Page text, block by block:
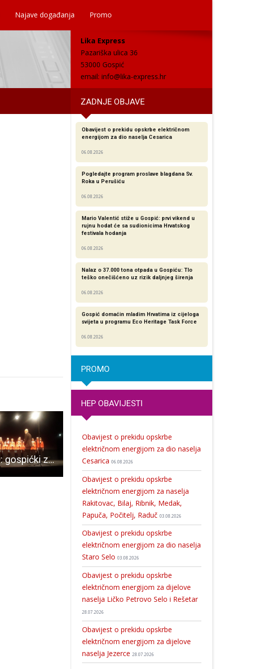
Najave događanja Promo
Lika Express
Pazariška ulica 36
53000 Gospić
email: info@lika-express.hr
ZADNJE OBJAVE
BRAVO: gospićki zbor Vile Velebita obranio srebro na državnom natjecanju tradicijskog pjevanja
Obavijest o prekidu opskrbe električnom
energijom za dio naselja Cesarica
06.08.2026
Pogledajte program proslave blagdana Sv.
Roka u Perušiću
06.08.2026
Mario Valentić stiže u Gospić: prvi vikend u
rujnu hodat će sa sudionicima Hrvatskog
festivala hodanja
06.08.2026
Nalaz o 37.000 tona otpada u Gospiću: Tlo
teško onečišćeno uz rizik daljnjeg širenja
06.08.2026
Gospić domaćin mladim Hrvatima iz cijeloga
svijeta u programu Eco Heritage Task Force
06.08.2026
PROMO
HEP OBAVIJESTI
Obavijest o prekidu opskrbe
električnom energijom za dio naselja
Cesarica 06.08.2026
Obavijest o prekidu opskrbe
električnom energijom za naselja
Rakitovac, Bilaj, Ribnik, Medak,
Papuča, Počitelj, Raduč 03.08.2026
Obavijest o prekidu opskrbe
električnom energijom za dio naselja
Staro Selo 03.08.2026
Obavijest o prekidu opskrbe
električnom energijom za dijelove
naselja Ličko Petrovo Selo i Rešetar
28.07.2026
Obavijest o prekidu opskrbe
električnom energijom za dijelove
naselja Jezerce 28.07.2026